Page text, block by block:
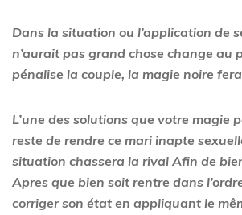
Dans la situation ou l’application de
n’aurait pas grand chose change au
pénalise la couple, la magie noire
L’une des solutions que votre magie
reste de rendre ce mari inapte
situation chassera la rival Afin de
Apres que bien soit rentre dans
corriger son état en appliquant le